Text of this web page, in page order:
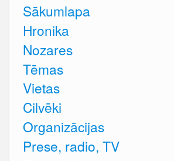
Sākumlapa
Hronika
Nozares
Tēmas
Vietas
Cilvēki
Organizācijas
Prese, radio, TV